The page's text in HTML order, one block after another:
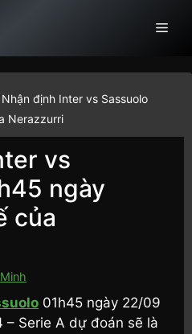
Nhận định Inter vs Sassuolo
Nerazzurri
vs
ngày
của
01h45 ngày 22/09
– Serie A dự đoán sẽ là